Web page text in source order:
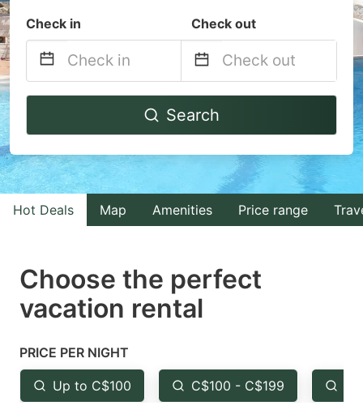
Check in Check out
Navigate
to
interact
with
the
select
a
Press
the
question
Navigate
to
interact
with
the
select
the
question
Search
Hot Deals Map Amenities Price range
Choose the perfect
vacation rental
PRICE PER NIGHT
Up to C$100 C$100 - C$199